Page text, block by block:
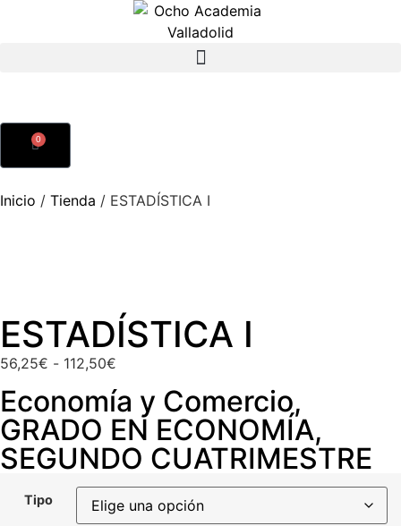
0
Inicio / Tienda / ESTADÍSTICA I
ESTADÍSTICA I
56,25€ - 112,50€
Economía y Comercio,
GRADO EN ECONOMÍA,
SEGUNDO CUATRIMESTRE
Tipo